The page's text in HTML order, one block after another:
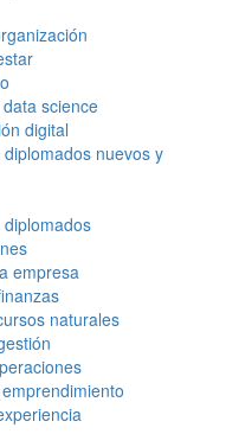
science
digital
nuevos y
empresa
naturales